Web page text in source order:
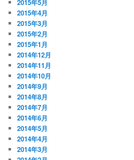
2015年5月
2015年4月
2015年3月
2015年2月
2015年1月
2014年12月
2014年11月
2014年10月
2014年9月
2014年8月
2014年7月
2014年6月
2014年5月
2014年4月
2014年3月